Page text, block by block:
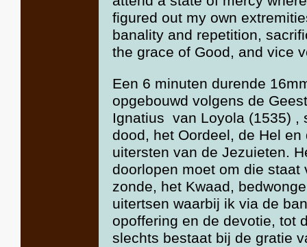
figured out my own
banality and repetition,
the grace of Good, and vice
Een 6 minuten durende
opgebouwd volgens de
Ignatius van Loyola (1535) ,
dood, het Oordeel, de Hel
uitersten van de Jezuieten.
doorlopen moet om die
zonde, het Kwaad,
uitertsen waarbij ik via de
opoffering en de devotie, tot
slechts bestaat bij de gratie